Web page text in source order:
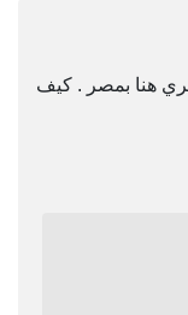
هنا بمصر . كيف